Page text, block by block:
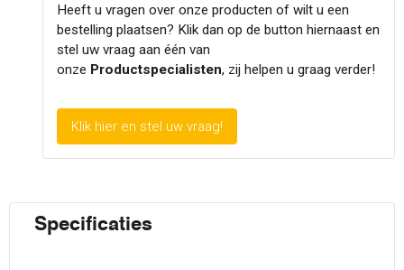
Heeft u vragen over onze producten of wilt u een
bestelling plaatsen? Klik dan op de button hiernaast en
stel uw vraag aan één van
onze Productspecialisten, zij helpen u graag verder!
Klik hier en stel uw vraag!
Specificaties